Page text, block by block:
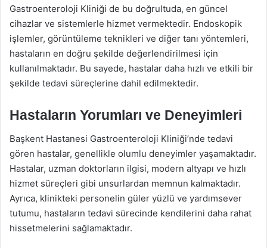
Gastroenteroloji Kliniği de bu doğrultuda, en güncel
cihazlar ve sistemlerle hizmet vermektedir. Endoskopik
işlemler, görüntüleme teknikleri ve diğer tanı yöntemleri,
hastaların en doğru şekilde değerlendirilmesi için
kullanılmaktadır. Bu sayede, hastalar daha hızlı ve etkili bir
şekilde tedavi süreçlerine dahil edilmektedir.
Hastaların Yorumları ve Deneyimleri
Başkent Hastanesi Gastroenteroloji Kliniği’nde tedavi
gören hastalar, genellikle olumlu deneyimler yaşamaktadır.
Hastalar, uzman doktorların ilgisi, modern altyapı ve hızlı
hizmet süreçleri gibi unsurlardan memnun kalmaktadır.
Ayrıca, klinikteki personelin güler yüzlü ve yardımsever
tutumu, hastaların tedavi sürecinde kendilerini daha rahat
hissetmelerini sağlamaktadır.